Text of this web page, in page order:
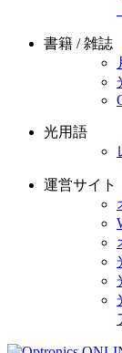
書籍 / 雑誌
光用語
運営サイト